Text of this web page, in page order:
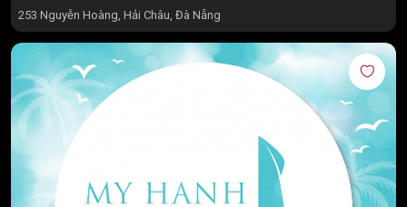
253 Nguyễn Hoàng, Hải Châu, Đà Nẵng